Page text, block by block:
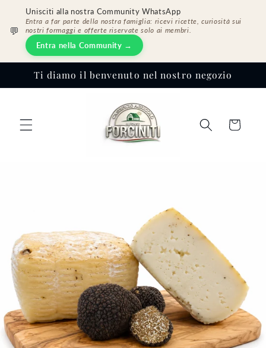
direttamente
ai contenuti
💬
Unisciti alla nostra Community WhatsApp
Entra a far parte della nostra famiglia: ricevi ricette, curiosità sui
nostri formaggi e offerte riservate solo ai membri.
Entra nella Community →
Ti diamo il benvenuto nel nostro negozio
Carrello